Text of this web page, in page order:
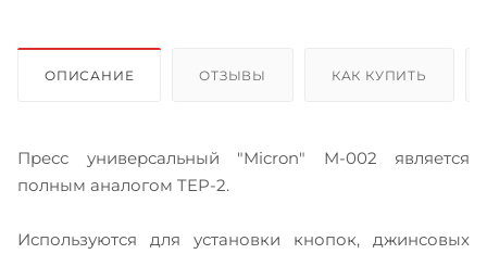
ОПИСАНИЕ ОТЗЫВЫ КАК КУПИТЬ
Пресс универсальный "Micron" M-002 является
полным аналогом TEP-2.
Используются для установки кнопок, джинсовых